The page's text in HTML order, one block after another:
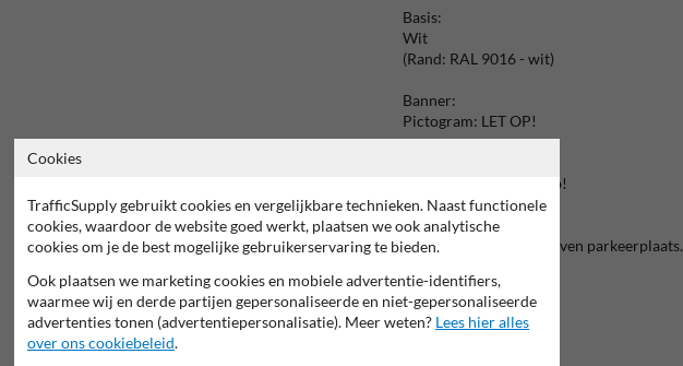
Basis:
Wit
(Rand: RAL 9016 - wit)
Banner:
Pictogram: LET OP!
Pictogram: J37 - Pas op!
Tekstvlak:
Je nadert Zilvermeerhaven parkeerplaats.
Cookies
TrafficSupply gebruikt cookies en vergelijkbare technieken. Naast functionele
cookies, waardoor de website goed werkt, plaatsen we ook analytische
cookies om je de best mogelijke gebruikerservaring te bieden.
Ook plaatsen we marketing cookies en mobiele advertentie-identifiers,
waarmee wij en derde partijen gepersonaliseerde en niet-gepersonaliseerde
advertenties tonen (advertentiepersonalisatie). Meer weten? Lees hier alles
over ons cookiebeleid.